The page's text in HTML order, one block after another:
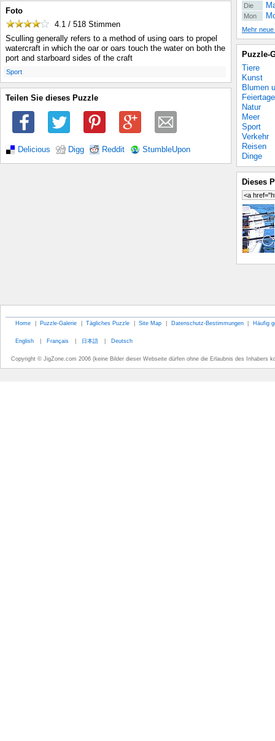
Foto
4.1 / 518 Stimmen
Sculling generally refers to a method of using oars to propel
watercraft in which the oar or oars touch the water on both the
port and starboard sides of the craft
Sport
Teilen Sie dieses Puzzle
Delicious Digg Reddit StumbleUpon
Die
Mon
Mehr
Puzzle-
Tiere
Kunst
Blumen
Feiertage
Natur
Meer
Sport
Verkehr
Reisen
Dinge
Dieses
Home | Puzzle-Galerie | Tägliches Puzzle | Site Map | Datenschutz-Bestimmungen | Häufig
English | Français | 日本語 | Deutsch
Copyright © JigZone.com 2006 (keine Bilder dieser Webseite dürfen ohne die Erlaubnis des Inhabers